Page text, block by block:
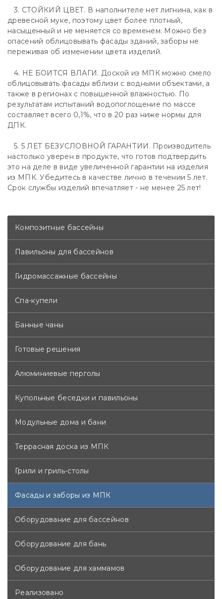
Композитные бассейны
Павильоны для бассейнов
Гидромассажные бассейны
Спа-купели
Банные чаны
Готовые решения
Алюминиевые перголы
Купольные беседки и павильоны
Модульные дома и бани
Террасная доска из МПК
Грили и гриль-столы
Фасады и заборы из МПК
Оборудование для бассейнов
Оборудование для бань
Оборудование для хаммамов
Реализовано
3. СТОЙКИЙ ЦВЕТ. В наполнителе нет лигнина, как в
древесной муке, поэтому цвет более плотный,
насыщенный и не меняется со временем. Можно без
опасений облицовывать фасады зданий, заборы не
переживая об изменении цвета изделий.
4. НЕ БОИТСЯ ВЛАГИ. Доской из МПК можно смело
облицовывать фасады вблизи с водными объектами, а
также в регионах с повышенной влажностью. По
результатам испытаний водопоглощение по массе
составляет всего 0,1%, что в 20 раз ниже нормы для
ДПК.
5. 5 ЛЕТ БЕЗУСЛОВНОЙ ГАРАНТИИ. Производитель
настолько уверен в продукте, что готов подтвердить
это на деле в виде увеличенной гарантии на изделия
из МПК. Убедитесь в качестве лично в течении 5 лет.
Срок службы изделий впечатляет - не менее 25 лет!